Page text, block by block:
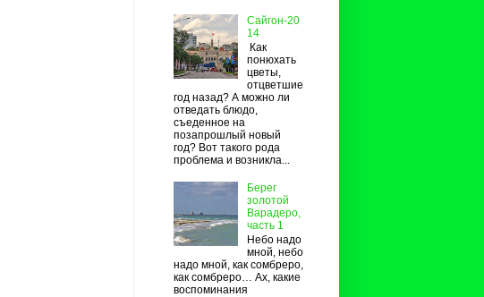
Сайгон-20
14
Как
понюхать
цветы,
отцветшие
год назад? А можно ли
отведать блюдо,
съеденное на
позапрошлый новый
год? Вот такого рода
проблема и возникла...
Берег
золотой
Варадеро,
часть 1
Небо надо
мной, небо
надо мной, как сомбреро,
как сомбреро… Ах, какие
воспоминания